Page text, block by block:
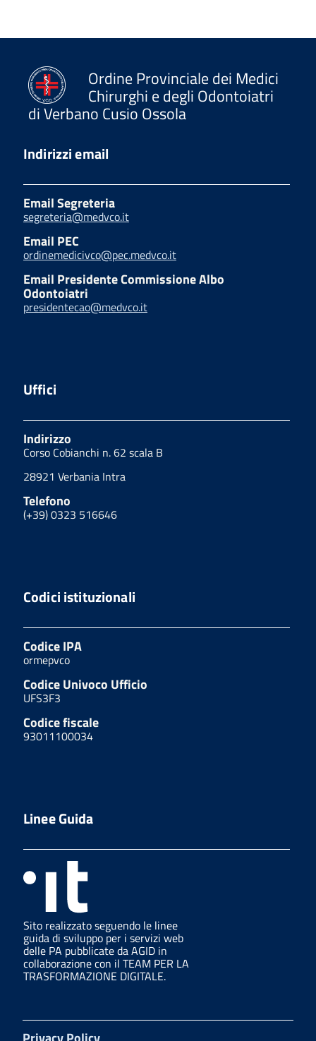
Ordine Provinciale dei Medici
Chirurghi e degli Odontoiatri
di Verbano Cusio Ossola
Indirizzi email
Email Segreteria
segreteria@medvco.it
Email PEC
ordinemedicivco@pec.medvco.it
Email Presidente Commissione Albo
Odontoiatri
presidentecao@medvco.it
Uffici
Indirizzo
Corso Cobianchi n. 62 scala B
28921 Verbania Intra
Telefono
(+39) 0323 516646
Codici istituzionali
Codice IPA
ormepvco
Codice Univoco Ufficio
UFS3F3
Codice fiscale
93011100034
Linee Guida
Sito realizzato seguendo le linee
guida di sviluppo per i servizi web
delle PA pubblicate da AGID in
collaborazione con il TEAM PER LA
TRASFORMAZIONE DIGITALE.